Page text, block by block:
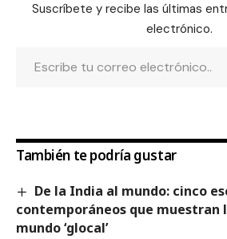
Suscríbete y recibe las últimas
electrónico.
También te podría gustar
De la India al mundo: cinco
contemporáneos que muestran
mundo ‘glocal’